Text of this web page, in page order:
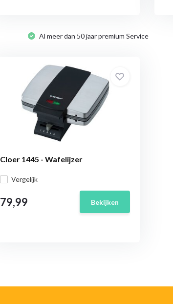
Al meer dan 50 jaar premium Service
Cloer 1445 - Wafelijzer
Vergelijk
79,99 Bekijken